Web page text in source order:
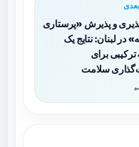
و پذیرش «پرستاری
در لبنان: نتایج یک
برای
سلامت